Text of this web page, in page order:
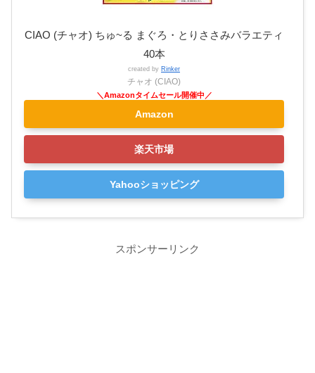
CIAO (チャオ) ちゅ~る まぐろ・とりささみバラエティ
40本
created by Rinker
チャオ (CIAO)
Amazon
楽天市場
Yahooショッピング
スポンサーリンク